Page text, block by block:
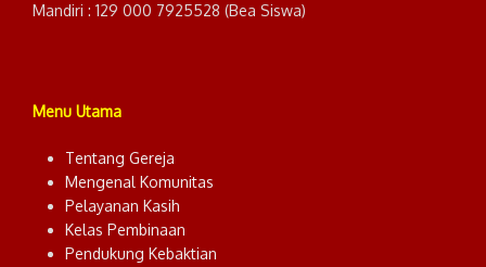
Mandiri : 129 000 7925528 (Bea Siswa)
Menu Utama
Tentang Gereja
Mengenal Komunitas
Pelayanan Kasih
Kelas Pembinaan
Pendukung Kebaktian